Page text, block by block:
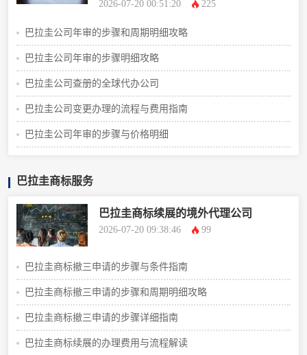
2026-07-20 00:51:20 225
巴拉圭公司年审的步骤和周期明细攻略
巴拉圭公司年审的步骤明细攻略
巴拉圭公司查册的全球代办公司
巴拉圭公司变更办理的流程与费用指南
巴拉圭公司年审的步骤与价格明细
巴拉圭商标服务
巴拉圭商标续展的境外代理公司
2026-07-20 09:38:46 99
巴拉圭商标撤三申请的步骤与条件指南
巴拉圭商标撤三申请的步骤和周期明细攻略
巴拉圭商标撤三申请的步骤详细指南
巴拉圭商标续展的办理费用与流程解读